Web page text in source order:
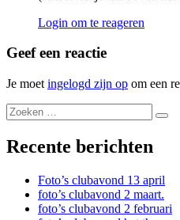
Login om te reageren
Geef een reactie
Je moet ingelogd zijn op om een
Recente berichten
Foto’s clubavond 13 april
foto’s clubavond 2 maart.
foto’s clubavond 2 februari